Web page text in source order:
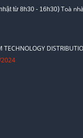
từ 8h30 - 16h30)Toà
TECHNOLOGY